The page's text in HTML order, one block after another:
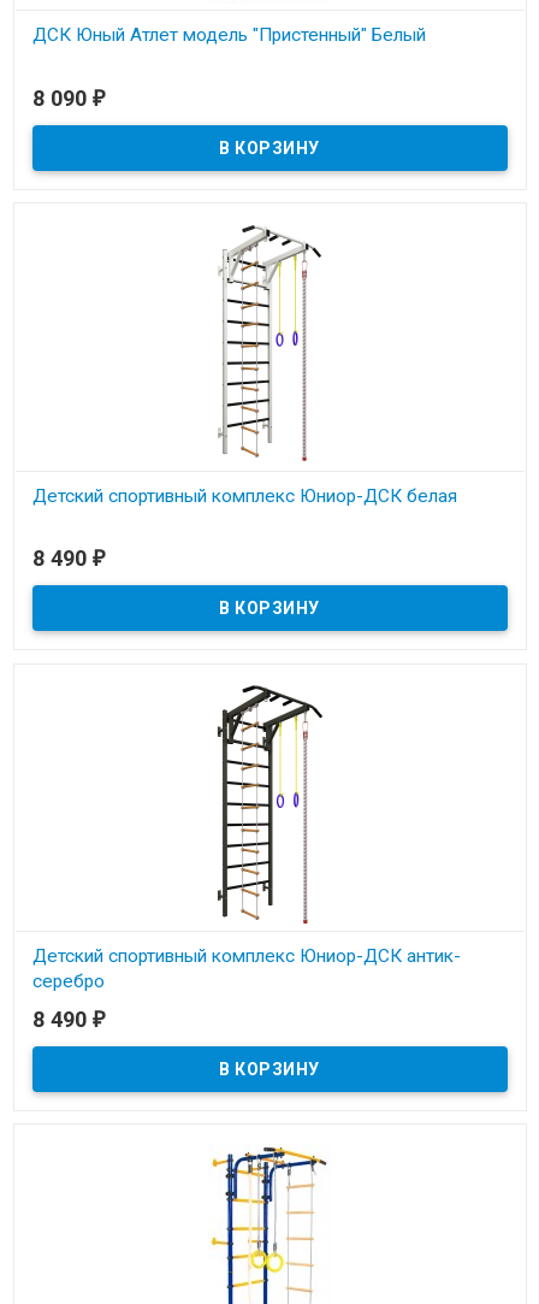
ДСК Юный Атлет модель "Пристенный" Белый
креплением к стене. Нагрузка до 100кг.
8 090 ₽
Детский спортивный комплекс Юниор-ДСК белая
Максимальный вес пользователя до 120 кг.
8 490 ₽
Детский спортивный комплекс Юниор-ДСК антик-
серебро
В наличии
Детский спортивный комплекс Юниор-ДСК антик-серебро.
Максимальный вес пользователя до 120 кг.
8 490 ₽